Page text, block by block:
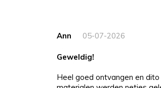
Ann 05-07-2026
Geweldig!
Heel goed ontvangen en